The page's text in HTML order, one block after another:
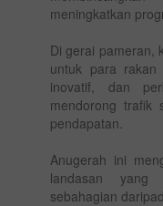
meningkatkan
Di gerai pameran,
untuk para rakan
inovatif, dan
mendorong trafik
pendapatan.
Anugerah ini
landasan yang
sebahagian